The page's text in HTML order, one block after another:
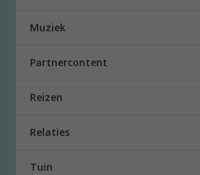
Muziek
Partnercontent
Reizen
Relaties
Tuin